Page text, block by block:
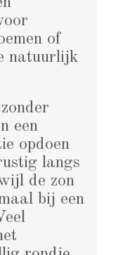
of
natuurlijk
een
opdoen
langs
de zon
bij een